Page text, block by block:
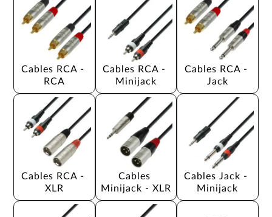
Cables RCA -
RCA
Cables RCA -
Minijack
Cables RCA -
Jack
Cables RCA -
XLR
Cables
Minijack - XLR
Cables Jack -
Minijack